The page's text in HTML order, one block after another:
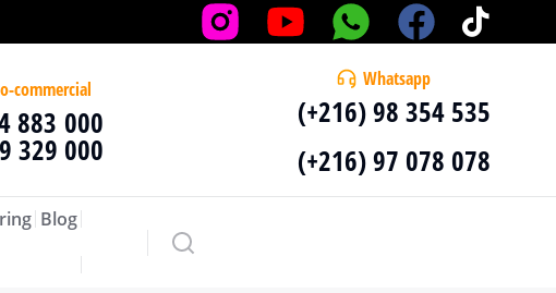
commercial
883 000
329 000
Whatsapp
(+216) 98 354 535
(+216) 97 078 078
Blog